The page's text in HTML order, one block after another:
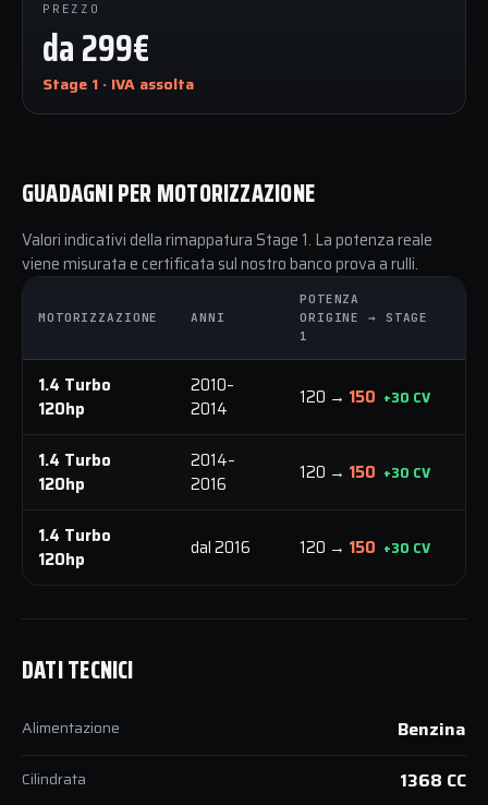
PREZZO
da 299€
Stage 1 · IVA assolta
GUADAGNI PER MOTORIZZAZIONE
Valori indicativi della rimappatura Stage 1. La potenza reale
viene misurata e certificata sul nostro banco prova a rulli.
MOTORIZZAZIONE ANNI
POTENZA
ORIGINE → STAGE
1
1.4 Turbo
120hp
2010–
2014
120 → 150 +30 CV
1.4 Turbo
120hp
2014–
2016
120 → 150 +30 CV
1.4 Turbo
120hp
dal 2016 120 → 150 +30 CV
DATI TECNICI
Alimentazione Benzina
Cilindrata 1368 CC